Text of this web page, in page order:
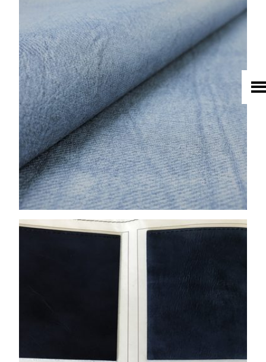
UNTERNEHMEN
LEDER
FELL
TEXTIL
ECO FRIENDLY
SHOP PELLEBELLE
PRODUKTE
DIENSTLEISTUNGEN
KNOW HOW
NEWS
KONTAKT